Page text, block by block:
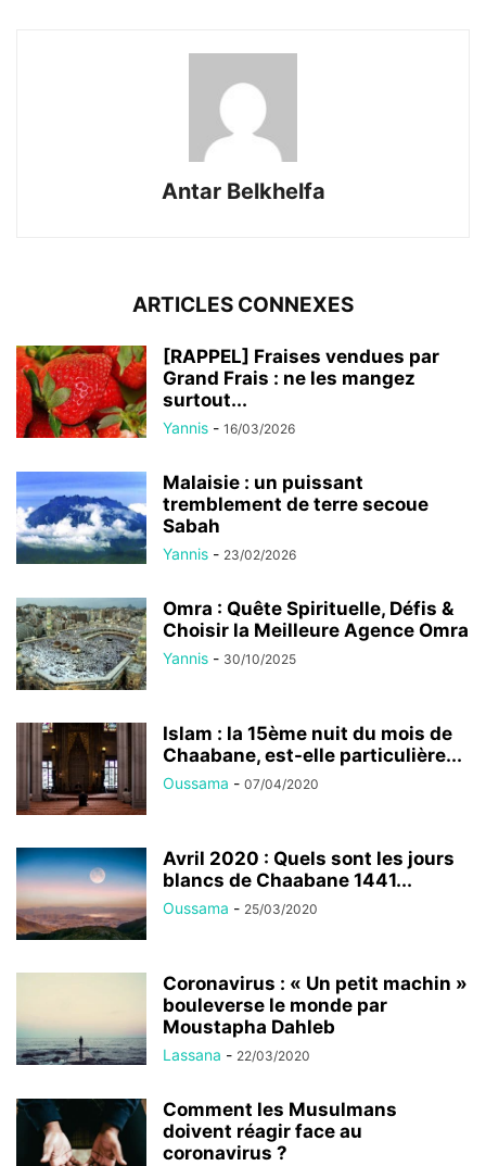
Antar Belkhelfa
ARTICLES CONNEXES
[RAPPEL] Fraises vendues par
Grand Frais : ne les mangez
surtout...
Yannis - 16/03/2026
Malaisie : un puissant
tremblement de terre secoue
Sabah
Yannis - 23/02/2026
Omra : Quête Spirituelle, Défis &
Choisir la Meilleure Agence Omra
Yannis - 30/10/2025
Islam : la 15ème nuit du mois de
Chaabane, est-elle particulière...
Oussama - 07/04/2020
Avril 2020 : Quels sont les jours
blancs de Chaabane 1441...
Oussama - 25/03/2020
Coronavirus : « Un petit machin »
bouleverse le monde par
Moustapha Dahleb
Lassana - 22/03/2020
Comment les Musulmans
doivent réagir face au
coronavirus ?